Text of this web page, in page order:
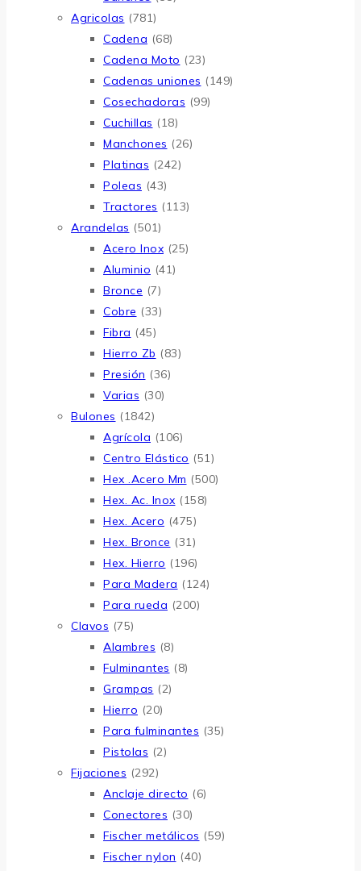
Agricolas (781)
Cadena (68)
Cadena Moto (23)
Cadenas uniones (149)
Cosechadoras (99)
Cuchillas (18)
Manchones (26)
Platinas (242)
Poleas (43)
Tractores (113)
Arandelas (501)
Acero Inox (25)
Aluminio (41)
Bronce (7)
Cobre (33)
Fibra (45)
Hierro Zb (83)
Presión (36)
Varias (30)
Bulones (1842)
Agrícola (106)
Centro Elástico (51)
Hex .Acero Mm (500)
Hex. Ac. Inox (158)
Hex. Acero (475)
Hex. Bronce (31)
Hex. Hierro (196)
Para Madera (124)
Para rueda (200)
Clavos (75)
Alambres (8)
Fulminantes (8)
Grampas (2)
Hierro (20)
Para fulminantes (35)
Pistolas (2)
Fijaciones (292)
Anclaje directo (6)
Conectores (30)
Fischer metálicos (59)
Fischer nylon (40)